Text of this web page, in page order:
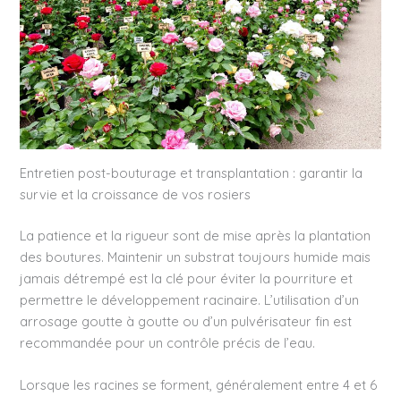
Entretien post-bouturage et transplantation : garantir la
survie et la croissance de vos rosiers
La patience et la rigueur sont de mise après la plantation
des boutures. Maintenir un substrat toujours humide mais
jamais détrempé est la clé pour éviter la pourriture et
permettre le développement racinaire. L’utilisation d’un
arrosage goutte à goutte ou d’un pulvérisateur fin est
recommandée pour un contrôle précis de l’eau.
Lorsque les racines se forment, généralement entre 4 et 6